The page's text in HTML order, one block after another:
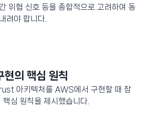
위협 신호 등을 종합적으로 고려하여 동
려야 합니다.
의 핵심 원칙
아키텍처를 AWS에서 구현할 때 참
심 원칙을 제시했습니다.